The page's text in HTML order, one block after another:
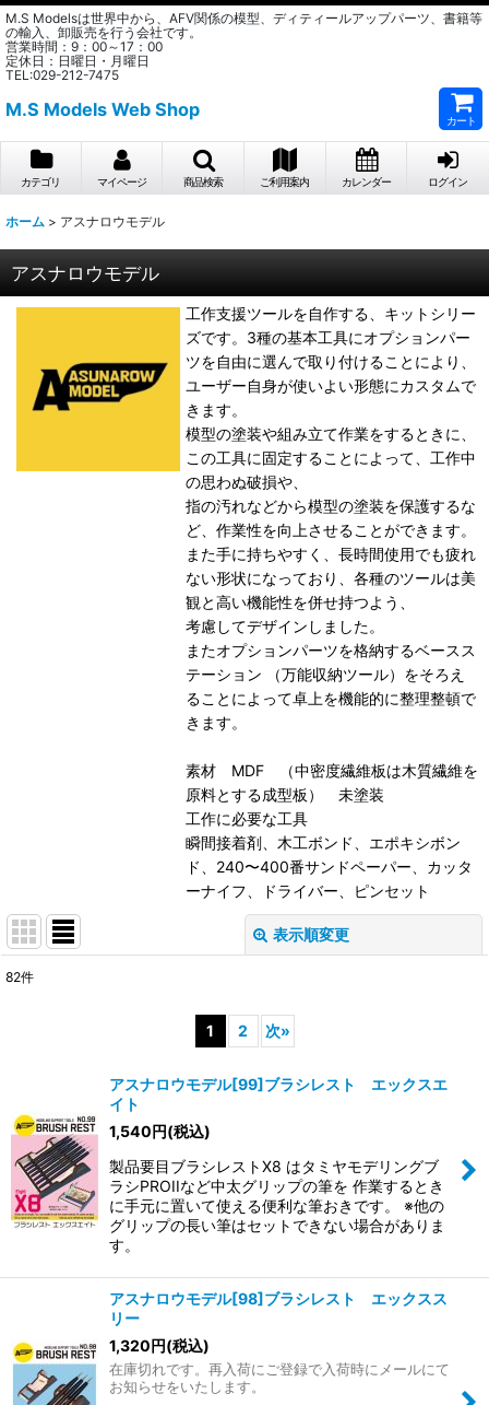
M.S Modelsは世界中から、AFV関係の模型、ディティールアップパーツ、書籍等
の輸入、卸販売を行う会社です。
営業時間：9：00～17：00
定休日：日曜日・月曜日
TEL:029-212-7475
M.S Models Web Shop
カート
カテゴリ マイページ 商品検索 ご利用案内 カレンダー ログイン
ホーム > アスナロウモデル
アスナロウモデル
工作支援ツールを自作する、キットシリー
ズです。3種の基本工具にオプションパー
ツを自由に選んで取り付けることにより、
ユーザー自身が使いよい形態にカスタムで
きます。
模型の塗装や組み立て作業をするときに、
この工具に固定することによって、工作中
の思わぬ破損や、
指の汚れなどから模型の塗装を保護するな
ど、作業性を向上させることができます。
また手に持ちやすく、長時間使用でも疲れ
ない形状になっており、各種のツールは美
観と高い機能性を併せ持つよう、
考慮してデザインしました。
またオプションパーツを格納するベースス
テーション （万能収納ツール）をそろえ
ることによって卓上を機能的に整理整頓で
きます。
素材 MDF （中密度繊維板は木質繊維を
原料とする成型板） 未塗装
工作に必要な工具
瞬間接着剤、木工ボンド、エポキシボン
ド、240〜400番サンドペーパー、カッタ
ーナイフ、ドライバー、ピンセット
表示順変更
82件
1 2 次»
アスナロウモデル[99]ブラシレスト エックスエ
イト
1,540円(税込)
製品要目ブラシレストX8 はタミヤモデリングブ
ラシPROIIなど中太グリップの筆を 作業するとき
に手元に置いて使える便利な筆おきです。 ※他の
グリップの長い筆はセットできない場合がありま
す。
アスナロウモデル[98]ブラシレスト エックスス
リー
1,320円(税込)
在庫切れです。再入荷にご登録で入荷時にメールにて
お知らせをいたします。